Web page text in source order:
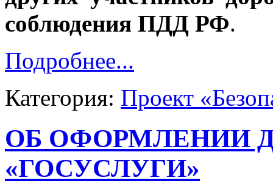
соблюдения ПДД РФ.
Подробнее...
Категория: Проект
ОБ ОФОРМЛЕНИИ
«ГОСУСЛУГИ»